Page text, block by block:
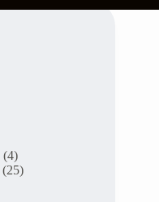
(4)
(25)